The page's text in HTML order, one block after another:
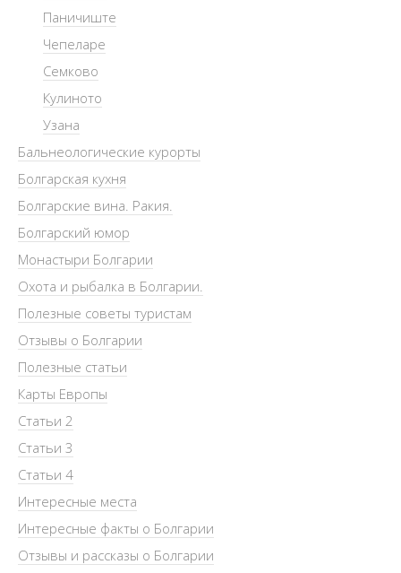
Паничиште
Чепеларе
Семково
Кулиното
Узана
Бальнеологические курорты
Болгарская кухня
Болгарские вина. Ракия.
Болгарский юмор
Монастыри Болгарии
Охота и рыбалка в Болгарии.
Полезные советы туристам
Отзывы о Болгарии
Полезные статьи
Карты Европы
Статьи 2
Статьи 3
Статьи 4
Интересные места
Интересные факты о Болгарии
Отзывы и рассказы о Болгарии